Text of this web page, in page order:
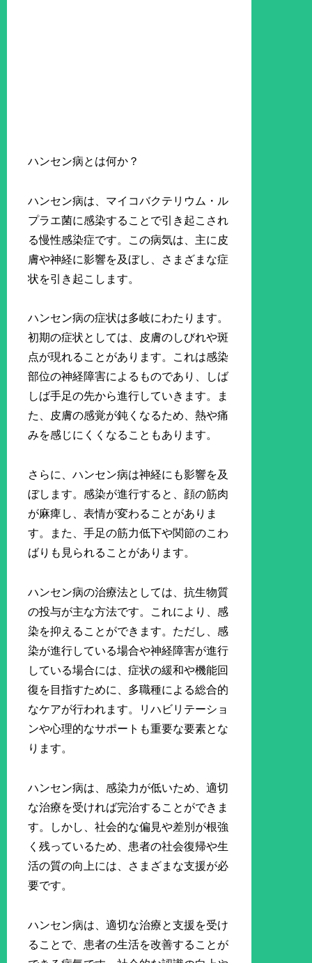
ハンセン病とは何か？
ハンセン病は、マイコバクテリウム・ル
プラエ菌に感染することで引き起こされ
る慢性感染症です。この病気は、主に皮
膚や神経に影響を及ぼし、さまざまな症
状を引き起こします。
ハンセン病の症状は多岐にわたります。
初期の症状としては、皮膚のしびれや斑
点が現れることがあります。これは感染
部位の神経障害によるものであり、しば
しば手足の先から進行していきます。ま
た、皮膚の感覚が鈍くなるため、熱や痛
みを感じにくくなることもあります。
さらに、ハンセン病は神経にも影響を及
ぼします。感染が進行すると、顔の筋肉
が麻痺し、表情が変わることがありま
す。また、手足の筋力低下や関節のこわ
ばりも見られることがあります。
ハンセン病の治療法としては、抗生物質
の投与が主な方法です。これにより、感
染を抑えることができます。ただし、感
染が進行している場合や神経障害が進行
している場合には、症状の緩和や機能回
復を目指すために、多職種による総合的
なケアが行われます。リハビリテーショ
ンや心理的なサポートも重要な要素とな
ります。
ハンセン病は、感染力が低いため、適切
な治療を受ければ完治することができま
す。しかし、社会的な偏見や差別が根強
く残っているため、患者の社会復帰や生
活の質の向上には、さまざまな支援が必
要です。
ハンセン病は、適切な治療と支援を受け
ることで、患者の生活を改善することが